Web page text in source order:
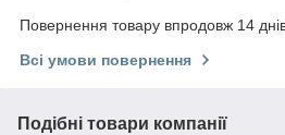
Повернення товару впродовж 14
Всі умови повернення
Подібні товари компанії